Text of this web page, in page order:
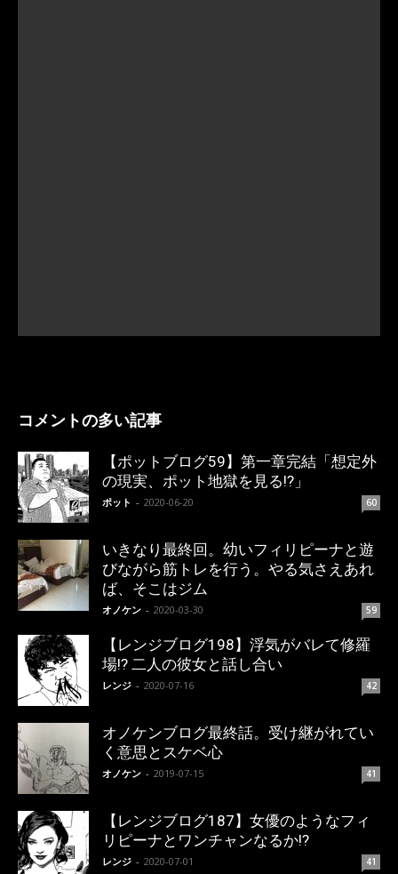
コメントの多い記事
【ポットブログ59】第一章完結「想定外
の現実、ポット地獄を見る!?」
ポット - 2020-06-20 60
いきなり最終回。幼いフィリピーナと遊
びながら筋トレを行う。やる気さえあれ
ば、そこはジム
オノケン - 2020-03-30 59
【レンジブログ198】浮気がバレて修羅
場!? 二人の彼女と話し合い
レンジ - 2020-07-16 42
オノケンブログ最終話。受け継がれてい
く意思とスケベ心
オノケン - 2019-07-15 41
【レンジブログ187】女優のようなフィ
リピーナとワンチャンなるか!?
レンジ - 2020-07-01 41